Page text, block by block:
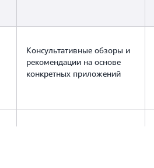
Консультативные обзоры и
рекомендации на основе
конкретных приложений